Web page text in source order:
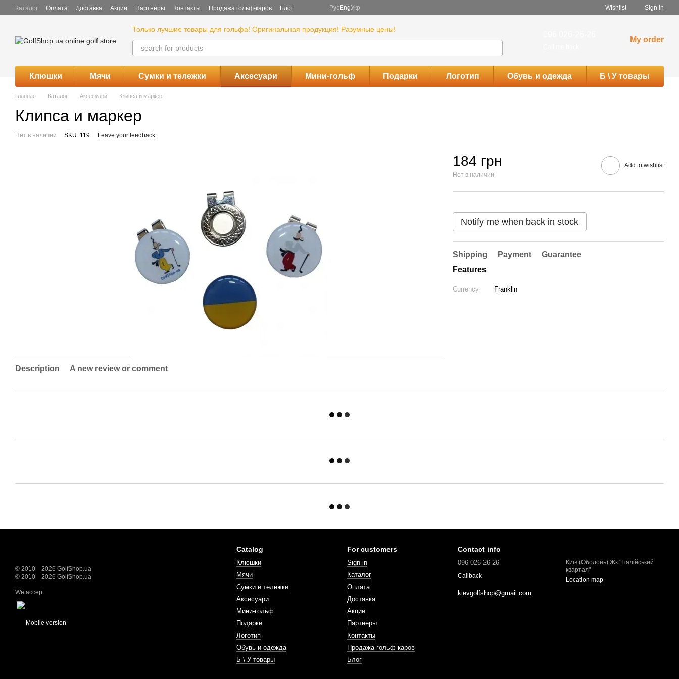
Skip to main content
Каталог Оплата Доставка Акции Партнеры Контакты Продажа гольф-каров Блог РусEngУкр Wishlist Sign in
Только лучшие товары для гольфа! Оригинальная продукция! Разумные цены!
My order
Клюшки Мячи Сумки и тележки Аксесуари Мини-гольф Подарки Логотип Обувь и одежда Б \ У товары
Главная Каталог Аксесуари Клипса и маркер
Клипса и маркер
Нет в наличии SKU: 119 Leave your feedback
Description A new review or comment
184 грн
Нет в наличии
Add to wishlist
Notify me when back in stock
Shipping Payment
Guarantee
Features
Currency Franklin
© 2010—2026 GolfShop.ua
© 2010—2026 GolfShop.ua
We accept
Mobile version
Catalog
Клюшки
Мячи
Сумки и тележки
Аксесуари
Мини-гольф
Подарки
Логотип
Обувь и одежда
Б \ У товары
For customers
Sign in
Каталог
Оплата
Доставка
Акции
Партнеры
Контакты
Продажа гольф-каров
Блог
Contact info
096 026-26-26
Callback
kievgolfshop@gmail.com
Київ (Оболонь) Жк "Італійський
квартал"
Location map